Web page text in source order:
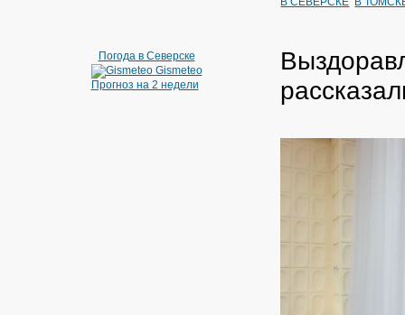
Погода в Северске
Gismeteo
Прогноз на 2 недели